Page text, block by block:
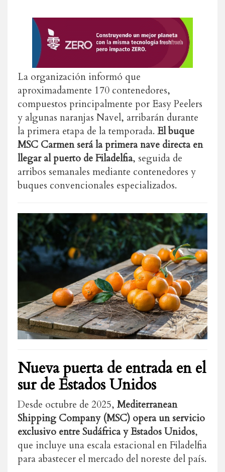
La organización informó que
aproximadamente 170 contenedores,
compuestos principalmente por Easy Peelers
y algunas naranjas Navel, arribarán durante
la primera etapa de la temporada. El buque
MSC Carmen será la primera nave directa en
llegar al puerto de Filadelfia, seguida de
arribos semanales mediante contenedores y
buques convencionales especializados.
Nueva puerta de entrada en el
sur de Estados Unidos
Desde octubre de 2025, Mediterranean
Shipping Company (MSC) opera un servicio
exclusivo entre Sudáfrica y Estados Unidos,
que incluye una escala estacional en Filadelfia
para abastecer el mercado del noreste del país.